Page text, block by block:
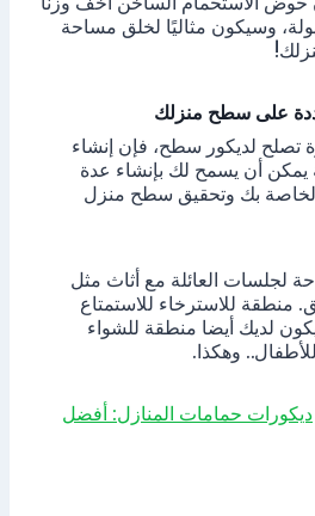
وسيكون مثاليًا لخلق مساحة
تصلح لديكور سطح، فإن إنشاء
أن يسمح لك بإنشاء عدة
بك وتحقيق سطح منزل
العائلة مع أثاث مثل
منطقة للاسترخاء للاستمتاع
لديك أيضا منطقة للشواء
وهكذا.
ديكورات حمامات المنازل: أفضل